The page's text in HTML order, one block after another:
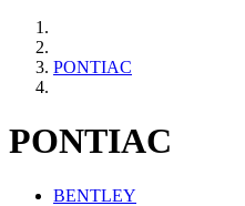
PONTIAC
PONTIAC
BENTLEY